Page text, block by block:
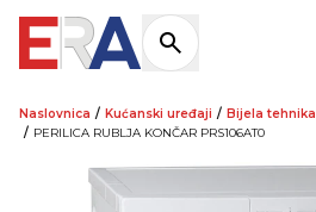
Naslovnica / Kućanski uređaji / Bijela tehnika
/ PERILICA RUBLJA KONČAR PRS106AT0